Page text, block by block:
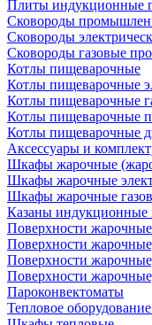
Плиты индукционные
Сковороды
Сковороды
Сковороды газовые
Котлы пищеварочные
Котлы пищеварочные
Котлы пищеварочные
Котлы пищеварочные
Котлы пищеварочные
Аксессуары и
Шкафы жарочные
Шкафы жарочные
Шкафы жарочные
Казаны
Поверхности жарочные
Поверхности
Поверхности
Поверхности
Пароконвектоматы
Тепловое